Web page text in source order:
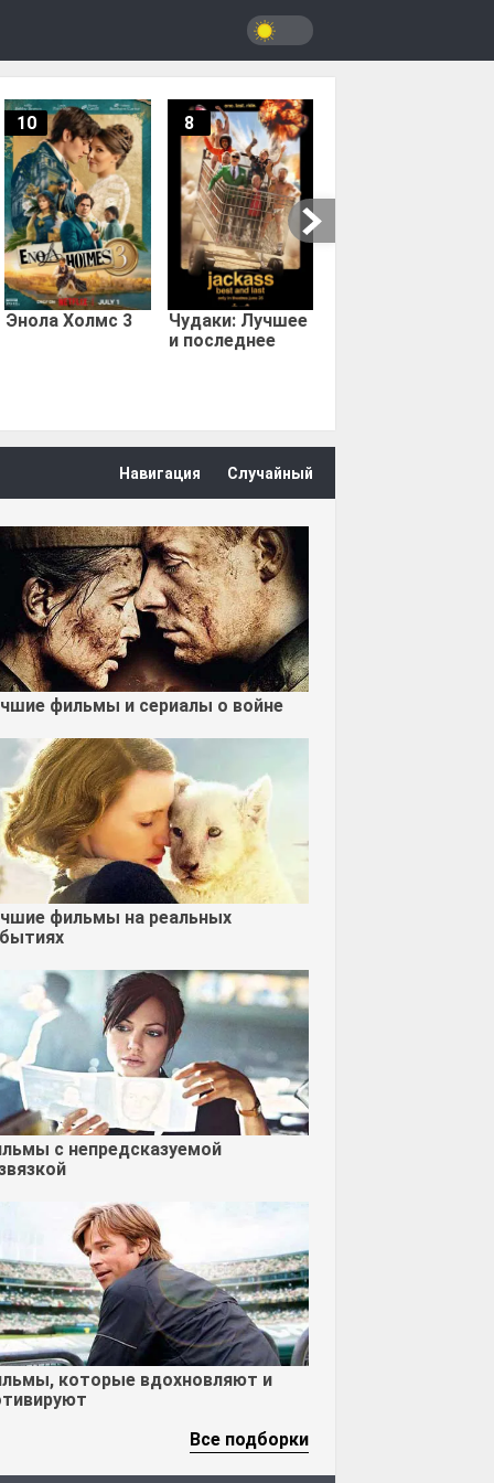
Энола Холмс 3
10
Чудаки: Лучшее
и последнее
8
Навигация Случайный
фильмы и сериалы о войне
фильмы на реальных
с непредсказуемой
которые вдохновляют и
Все подборки